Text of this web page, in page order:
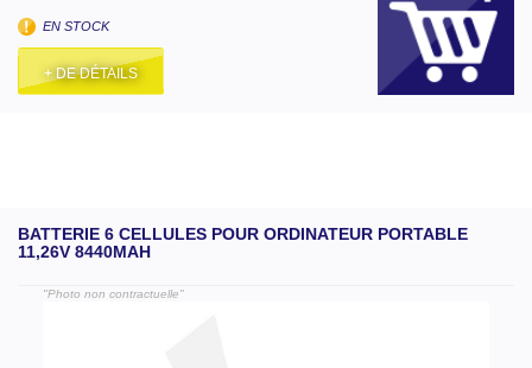
EN STOCK
+ DE DÉTAILS
BATTERIE 6 CELLULES POUR ORDINATEUR PORTABLE
11,26V 8440MAH
"Photo non contractuelle"